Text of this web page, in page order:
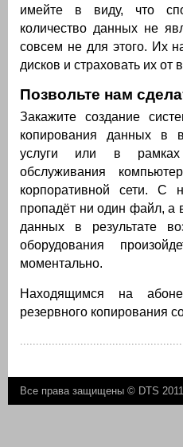
имейте в виду, что
количество данных не
совсем не для этого. Их
дисков и страховать их от
Позвольте нам
Закажите создание
копирования данных в
услуги или в рамках
обслуживания
корпоративной сети.
пропадёт ни один файл, а
данных в результате
оборудования
моментально.
Находящимся на
резервного копирования
Все права защищены © DTS